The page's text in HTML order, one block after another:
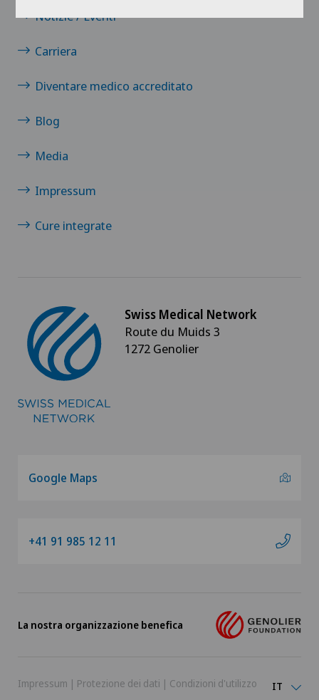
Notizie / Eventi
Carriera
Diventare medico accreditato
Blog
Media
Impressum
Cure integrate
Swiss Medical Network
Route du Muids 3
1272 Genolier
Google Maps
+41 91 985 12 11
La nostra organizzazione benefica
Impressum | Protezione dei dati | Condizioni d'utilizzo IT